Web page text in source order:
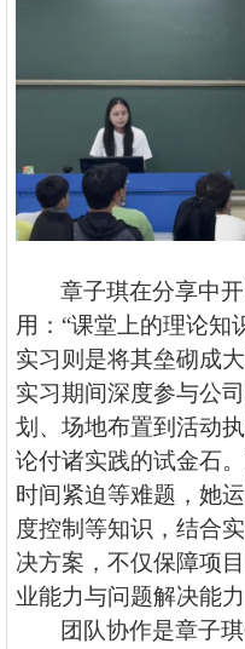
章子琪在分享中
用： “课堂上的理论知
实习则是将其垒砌成
实习期间深度参与公
划、场地布置到活动
论付诸实践的试金石
时间紧迫等难题，她
度控制等知识，结合
决方案，不仅保障项
业能力与问题解决能力
团队协作是章子